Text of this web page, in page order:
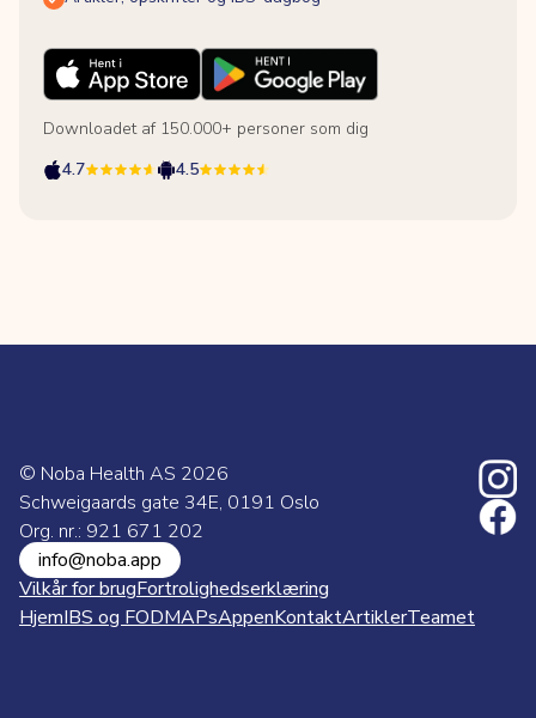
Downloadet af 150.000+ personer som dig
4.7
4.5
© Noba Health AS 2026
Schweigaards gate 34E, 0191 Oslo
Org. nr.: 921 671 202
info@noba.app
Vilkår for brugFortrolighedserklæring
HjemIBS og FODMAPsAppenKontaktArtiklerTeamet